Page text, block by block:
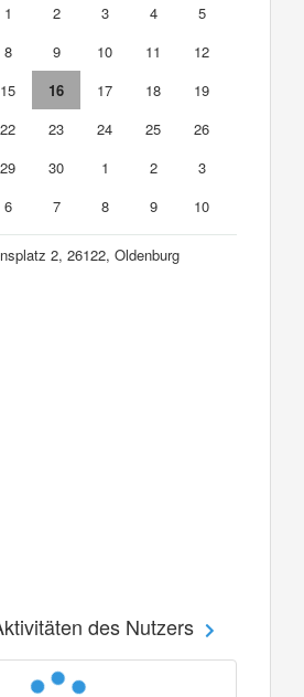
1 2 3 4
5
8 9 10 11
12
15 16 17 18
19
22 23 24 25
26
29 30 1 2
3
6 7 8 9 10
2, 26122, Oldenburg
des Nutzers